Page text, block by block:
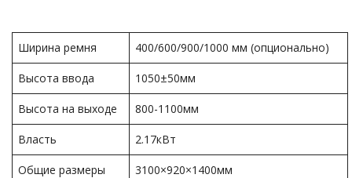
Ширина ремня 400/600/900/1000 мм (опционально)
Высота ввода 1050±50мм
Высота на выходе 800-1100мм
Власть 2.17кВт
Общие размеры 3100×920×1400мм